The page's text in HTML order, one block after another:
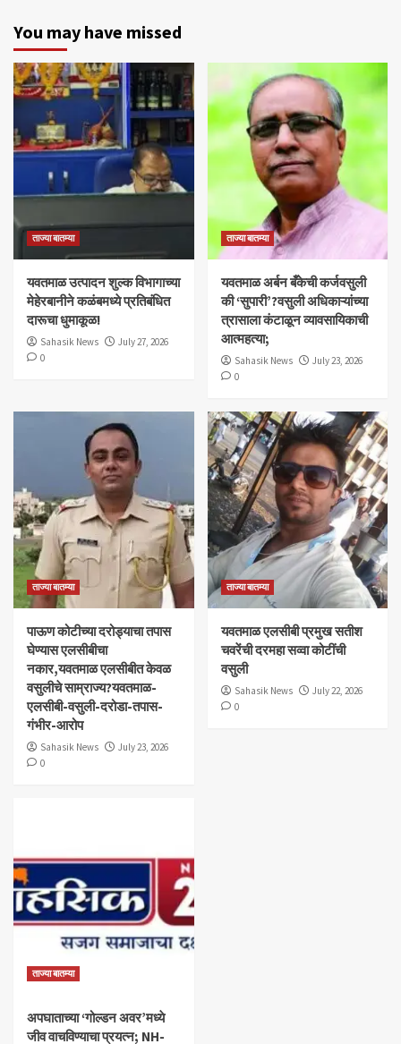
You may have missed
ताज्या बातम्या
यवतमाळ उत्पादन शुल्क विभागाच्या
मेहेरबानीने कळंबमध्ये प्रतिबंधित
दारूचा धुमाकूळ!
Sahasik News
July 27, 2026
0
ताज्या बातम्या
​यवतमाळ अर्बन बँकेची कर्जवसुली
की ‘सुपारी’?वसुली अधिकाऱ्यांच्या
त्रासाला कंटाळून व्यावसायिकाची
आत्महत्या;
Sahasik News
July 23, 2026
0
ताज्या बातम्या
पाऊण कोटीच्या दरोड्याचा तपास
घेण्यास एलसीबीचा
नकार,यवतमाळ एलसीबीत केवळ
वसुलीचे साम्राज्य?यवतमाळ-
एलसीबी-वसुली-दरोडा-तपास-
गंभीर-आरोप
Sahasik News
July 23, 2026
0
ताज्या बातम्या
यवतमाळ एलसीबी प्रमुख सतीश
चवरेंची दरमहा सव्वा कोटींची
वसुली
Sahasik News
July 22, 2026
0
ताज्या बातम्या
अपघाताच्या ‘गोल्डन अवर’मध्ये
जीव वाचविण्याचा प्रयत्न; NH-